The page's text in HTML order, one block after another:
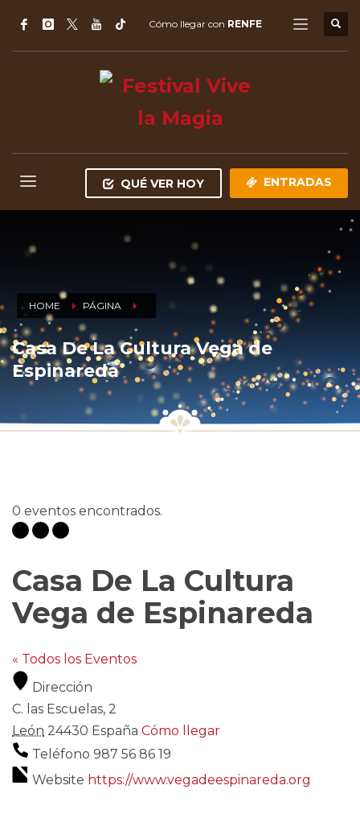
Cómo llegar con RENFE
QUÉ VER HOY ENTRADAS
HOME PÁGINA
Casa De La Cultura Vega de
Espinareda
0 eventos encontrados.
Casa De La Cultura
Vega de Espinareda
« Todos los Eventos
Dirección
C. las Escuelas, 2
León 24430 España Cómo llegar
Teléfono 987 56 86 19
Website https://www.vegadeespinareda.org